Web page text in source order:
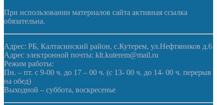
При использовании материалов сайта активная ссылка
обязательна.
Адрес: РБ, Калтасинский район, с.Кутерем, ул.Нефтяников д.6
Адрес электронной почты: klt.kuterem@mail.ru
Режим работы:
Пн. – пт. с 9-00 ч. до 17 – 00 ч. (с 13- 00 ч. до 14- 00 ч. перерыв
на обед)
Выходной – суббота, воскресенье